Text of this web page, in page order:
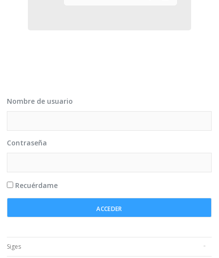
Nombre de usuario
Contraseña
Recuérdame
Siges